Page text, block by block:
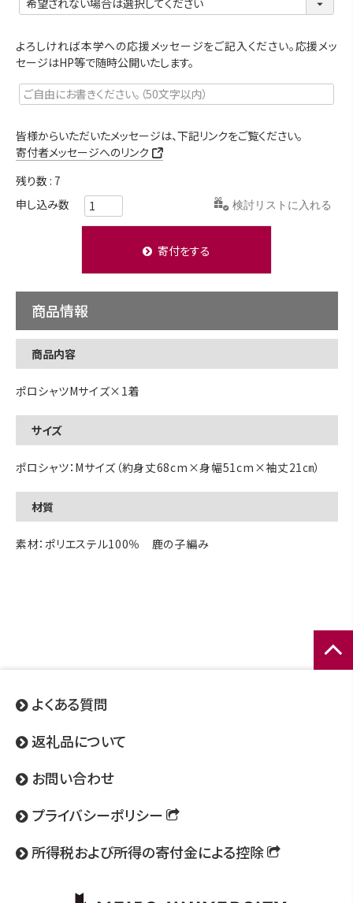
よろしければ本学への応援メッセージをご記入ください。応援メッ
セージはHP等で随時公開いたします。
皆様からいただいたメッセージは、下記リンクをご覧ください。
寄付者メッセージへのリンク
残り数 7
検討リストに入れる
寄付をする
商品情報
商品内容
ポロシャツMサイズ×1着
サイズ
ポロシャツ：Mサイズ（約身丈68cm×身幅51cm×袖丈21㎝）
材質
素材：ポリエステル100％ 鹿の子編み
ページ
よくある質問
返礼品について
お問い合わせ
プライバシーポリシー
所得税および所得の寄付金による控除